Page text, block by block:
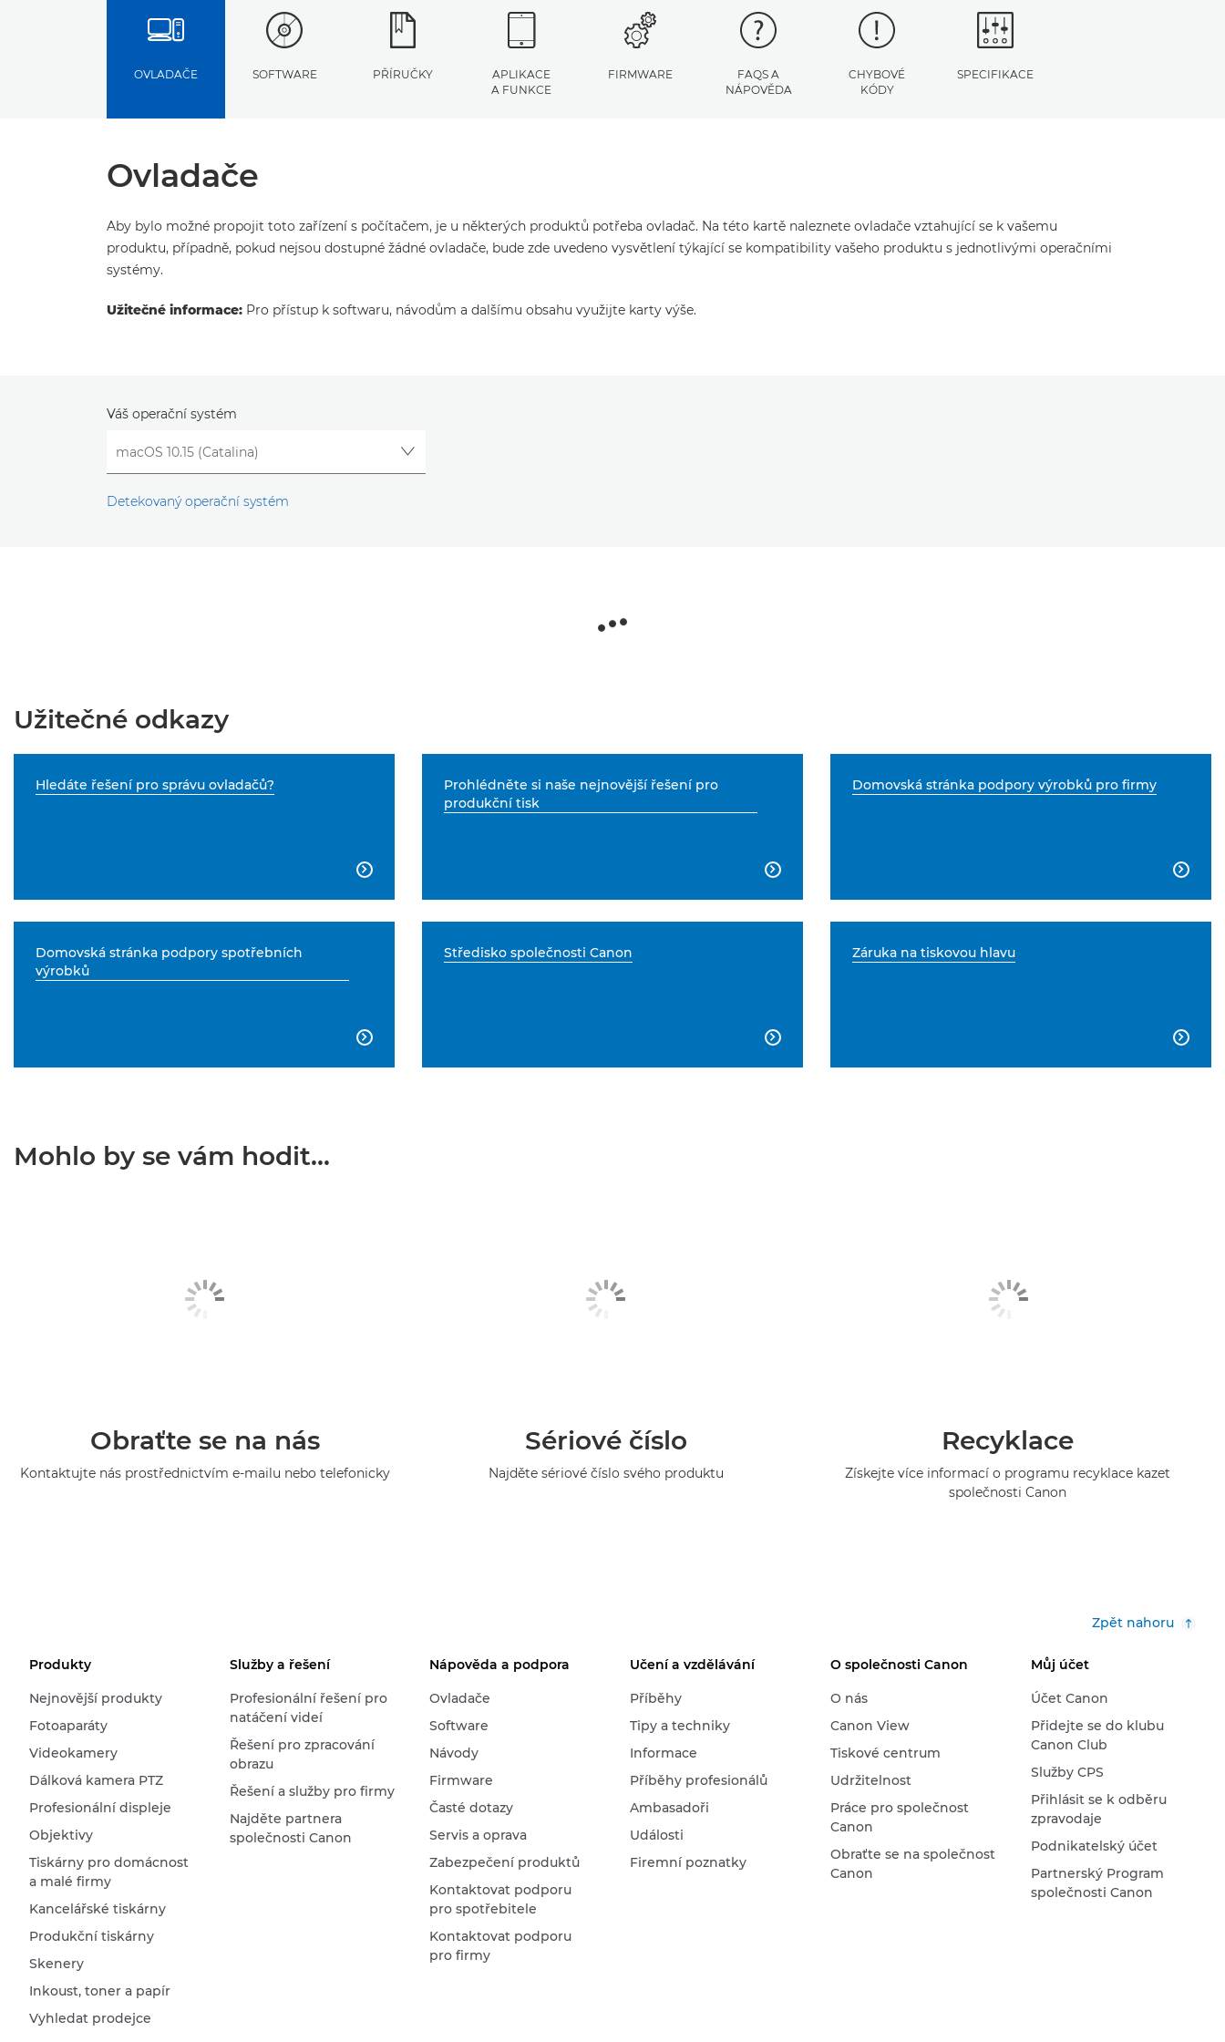
OVLADAČE SOFTWARE PŘÍRUČKY
APLIKACE
A FUNKCE
FIRMWARE
FAQS A
NÁPOVĚDA
CHYBOVÉ
KÓDY
SPECIFIKACE
Ovladače
Aby bylo možné propojit toto zařízení s počítačem, je u některých produktů potřeba ovladač. Na této kartě naleznete ovladače vztahující se k vašemu
produktu, případně, pokud nejsou dostupné žádné ovladače, bude zde uvedeno vysvětlení týkající se kompatibility vašeho produktu s jednotlivými operačními
systémy.
Užitečné informace: Pro přístup k softwaru, návodům a dalšímu obsahu využijte karty výše.
Váš operační systém
Detekovaný operační systém
Užitečné odkazy
Hledáte řešení pro správu ovladačů?

Prohlédněte si naše nejnovější řešení pro
produkční tisk

Domovská stránka podpory výrobků pro firmy

Domovská stránka podpory spotřebních
výrobků

Středisko společnosti Canon

Záruka na tiskovou hlavu

Mohlo by se vám hodit...
Obraťte se na nás
Kontaktujte nás prostřednictvím e-mailu nebo telefonicky
Sériové číslo
Najděte sériové číslo svého produktu
Recyklace
Získejte více informací o programu recyklace kazet
společnosti Canon
Zpět nahoru
Produkty
Nejnovější produkty
Fotoaparáty
Videokamery
Dálková kamera PTZ
Profesionální displeje
Objektivy
Tiskárny pro domácnost
a malé firmy
Kancelářské tiskárny
Produkční tiskárny
Skenery
Inkoust, toner a papír
Vyhledat prodejce
Služby a řešení
Profesionální řešení pro
natáčení videí
Řešení pro zpracování
obrazu
Řešení a služby pro firmy
Najděte partnera
společnosti Canon
Nápověda a podpora
Ovladače
Software
Návody
Firmware
Časté dotazy
Servis a oprava
Zabezpečení produktů
Kontaktovat podporu
pro spotřebitele
Kontaktovat podporu
pro firmy
Učení a vzdělávání
Příběhy
Tipy a techniky
Informace
Příběhy profesionálů
Ambasadoři
Události
Firemní poznatky
O společnosti Canon
O nás
Canon View
Tiskové centrum
Udržitelnost
Práce pro společnost
Canon
Obraťte se na společnost
Canon
Můj účet
Účet Canon
Přidejte se do klubu
Canon Club
Služby CPS
Přihlásit se k odběru
zpravodaje
Podnikatelský účet
Partnerský Program
společnosti Canon